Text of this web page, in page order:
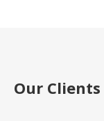
Our Clients